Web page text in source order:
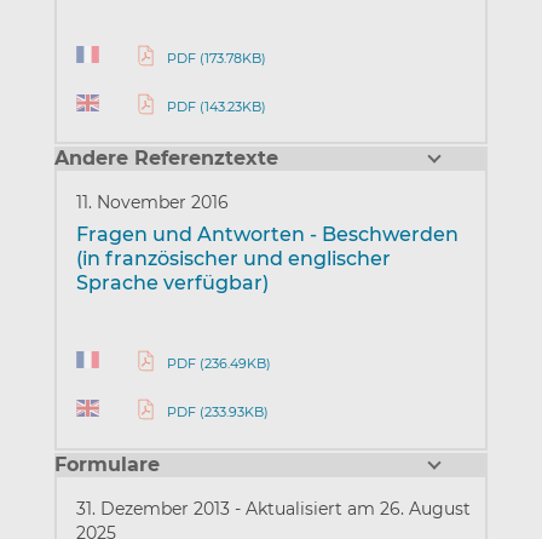
PDF (173.78KB)
PDF (143.23KB)
Andere Referenztexte
11. November 2016
Fragen und Antworten - Beschwerden
(in französischer und englischer
Sprache verfügbar)
PDF (236.49KB)
PDF (233.93KB)
Formulare
31. Dezember 2013 - Aktualisiert am 26. August
2025